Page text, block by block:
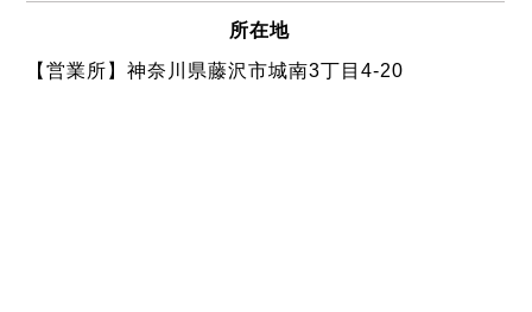
所在地
【営業所】神奈川県藤沢市城南3丁目4-20